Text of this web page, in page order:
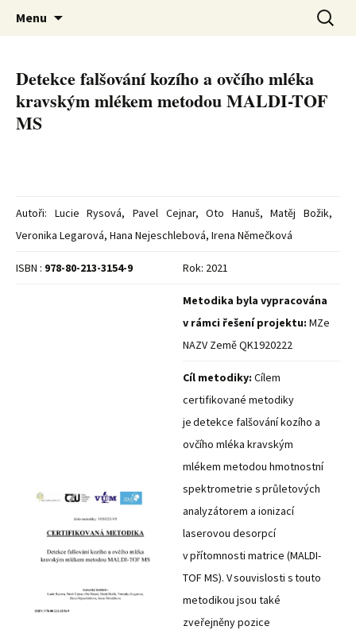
Metodiky
Menu
Detekce falšování kozího a ovčího mléka
kravským mlékem metodou MALDI-TOF
MS
Autoři: Lucie Rysová, Pavel Cejnar, Oto Hanuš, Matěj Božik,
Veronika Legarová, Hana Nejeschlebová, Irena Němečková
ISBN : 978-80-213-3154-9 Rok: 2021
Metodika byla vypracována
v rámci řešení projektu: MZe
NAZV Země QK1920222
Cíl metodiky: Cílem
certifikované metodiky
je detekce falšování kozího a
ovčího mléka kravským
mlékem metodou hmotnostní
spektrometrie s průletových
analyzátorem a ionizací
laserovou desorpcí
v přítomnosti matrice (MALDI-
TOF MS). V souvislosti s touto
metodikou jsou také
zveřejněny pozice